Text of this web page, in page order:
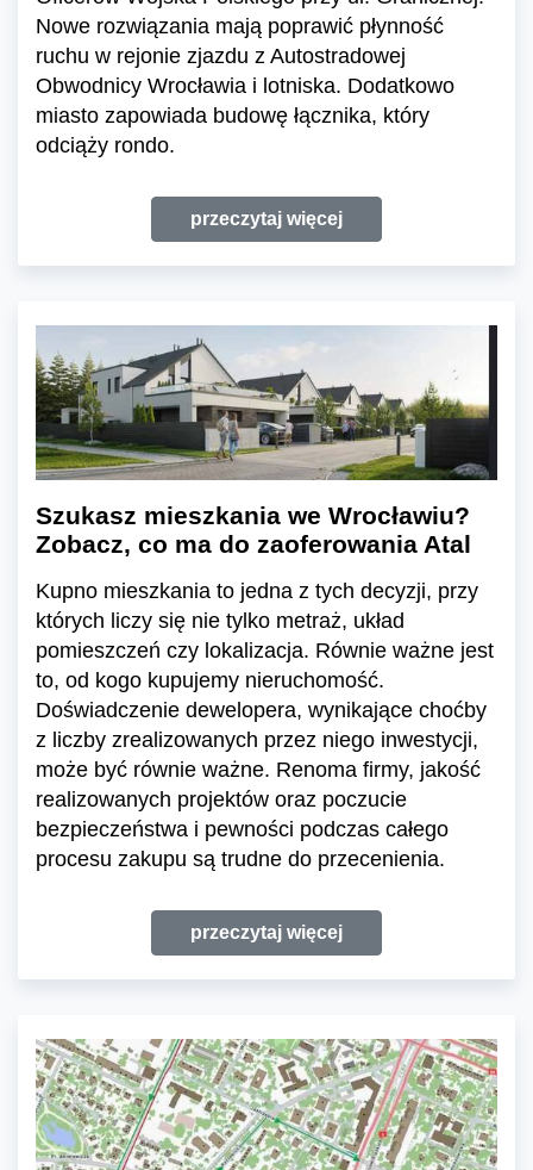
Nowe rozwiązania mają poprawić płynność
ruchu w rejonie zjazdu z Autostradowej
Obwodnicy Wrocławia i lotniska. Dodatkowo
miasto zapowiada budowę łącznika, który
odciąży rondo.
przeczytaj więcej
Szukasz mieszkania we Wrocławiu?
Zobacz, co ma do zaoferowania Atal
Kupno mieszkania to jedna z tych decyzji, przy
których liczy się nie tylko metraż, układ
pomieszczeń czy lokalizacja. Równie ważne jest
to, od kogo kupujemy nieruchomość.
Doświadczenie dewelopera, wynikające choćby
z liczby zrealizowanych przez niego inwestycji,
może być równie ważne. Renoma firmy, jakość
realizowanych projektów oraz poczucie
bezpieczeństwa i pewności podczas całego
procesu zakupu są trudne do przecenienia.
przeczytaj więcej